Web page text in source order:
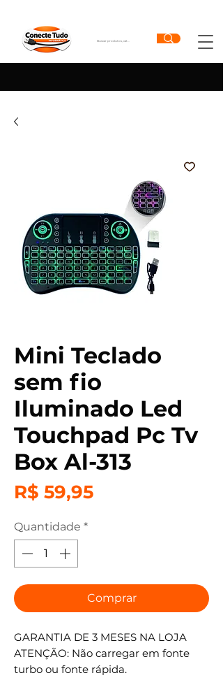
Mini Teclado
sem fio
Iluminado Led
Touchpad Pc Tv
Box Al-313
R$ 59,95Preço
Quantidade *
Comprar
GARANTIA DE 3 MESES NA LOJA
ATENÇÃO: Não carregar em fonte
turbo ou fonte rápida.